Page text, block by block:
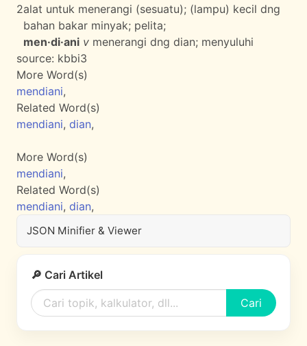
2alat untuk menerangi (sesuatu); (lampu) kecil dng
bahan bakar minyak; pelita;
men·di·ani v menerangi dng dian; menyuluhi
source: kbbi3
More Word(s)
mendiani,
Related Word(s)
mendiani, dian,
More Word(s)
mendiani,
Related Word(s)
mendiani, dian,
JSON Minifier & Viewer
🔎 Cari Artikel
Cari